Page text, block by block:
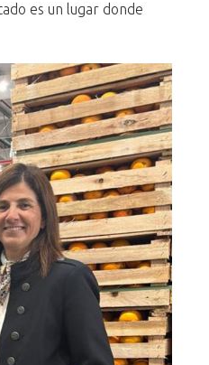
es un lugar donde